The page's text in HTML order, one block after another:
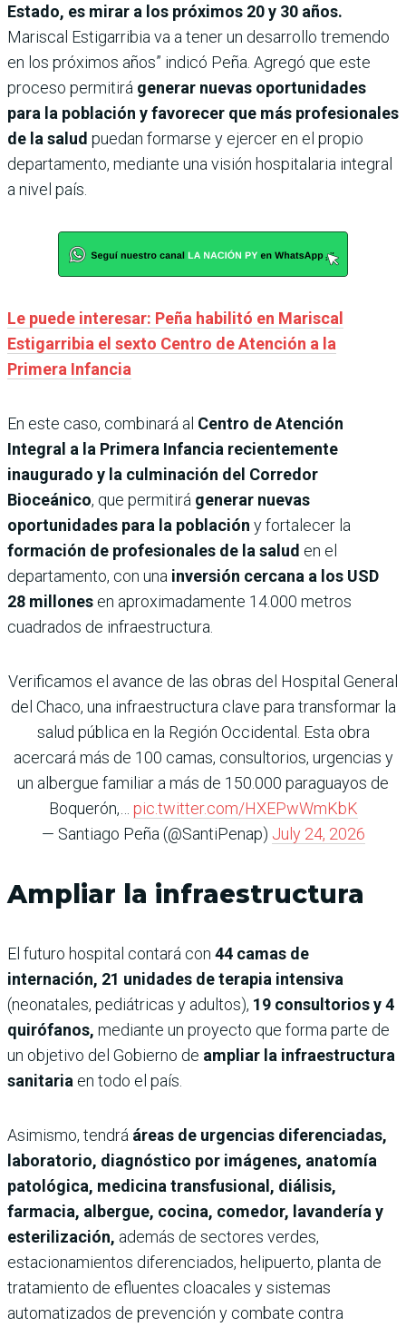
Estado, es mirar a los próximos 20 y 30 años.
Mariscal Estigarribia va a tener un desarrollo tremendo
en los próximos años” indicó Peña. Agregó que este
proceso permitirá generar nuevas oportunidades
para la población y favorecer que más profesionales
de la salud puedan formarse y ejercer en el propio
departamento, mediante una visión hospitalaria integral
a nivel país.
Le puede interesar: Peña habilitó en Mariscal
Estigarribia el sexto Centro de Atención a la
Primera Infancia
En este caso, combinará al Centro de Atención
Integral a la Primera Infancia recientemente
inaugurado y la culminación del Corredor
Bioceánico, que permitirá generar nuevas
oportunidades para la población y fortalecer la
formación de profesionales de la salud en el
departamento, con una inversión cercana a los USD
28 millones en aproximadamente 14.000 metros
cuadrados de infraestructura.
Verificamos el avance de las obras del Hospital General
del Chaco, una infraestructura clave para transformar la
salud pública en la Región Occidental. Esta obra
acercará más de 100 camas, consultorios, urgencias y
un albergue familiar a más de 150.000 paraguayos de
Boquerón,… pic.twitter.com/HXEPwWmKbK
— Santiago Peña (@SantiPenap) July 24, 2026
Ampliar la infraestructura
El futuro hospital contará con 44 camas de
internación, 21 unidades de terapia intensiva
(neonatales, pediátricas y adultos), 19 consultorios y 4
quirófanos, mediante un proyecto que forma parte de
un objetivo del Gobierno de ampliar la infraestructura
sanitaria en todo el país.
Asimismo, tendrá áreas de urgencias diferenciadas,
laboratorio, diagnóstico por imágenes, anatomía
patológica, medicina transfusional, diálisis,
farmacia, albergue, cocina, comedor, lavandería y
esterilización, además de sectores verdes,
estacionamientos diferenciados, helipuerto, planta de
tratamiento de efluentes cloacales y sistemas
automatizados de prevención y combate contra